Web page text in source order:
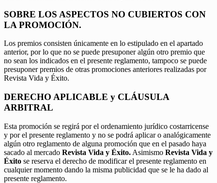
SOBRE LOS ASPECTOS NO CUBIERTOS CON
LA PROMOCIÓN.
Los premios consisten únicamente en lo estipulado en el apartado
anterior, por lo que no se puede presuponer algún otro premio que
no sean los indicados en el presente reglamento, tampoco se puede
presuponer premios de otras promociones anteriores realizadas por
Revista Vida y Éxito.
DERECHO APLICABLE y CLÁUSULA
ARBITRAL
Esta promoción se regirá por el ordenamiento jurídico costarricense
y por el presente reglamento y no se podrá aplicar o analógicamente
algún otro reglamento de alguna promoción que en el pasado haya
sacado al mercado Revista Vida y Éxito. Asimismo Revista Vida y
Éxito se reserva el derecho de modificar el presente reglamento en
cualquier momento dando la misma publicidad que se le ha dado al
presente reglamento.